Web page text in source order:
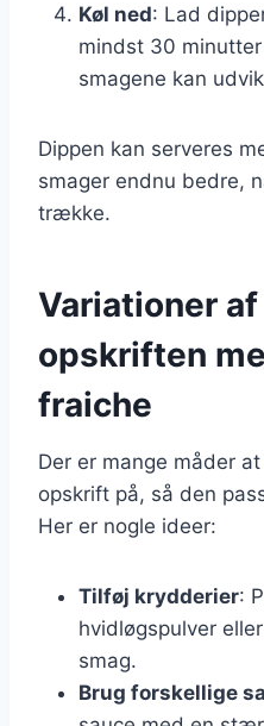
Køl ned: Lad
mindst 30
smagene kan
Dippen kan serveres
smager endnu bedre,
trække.
Variationer
opskriften
fraiche
Der er mange måder
opskrift på, så den
Her er nogle ideer:
Tilføj krydderier:
hvidløgspulver
smag.
Brug forskellige